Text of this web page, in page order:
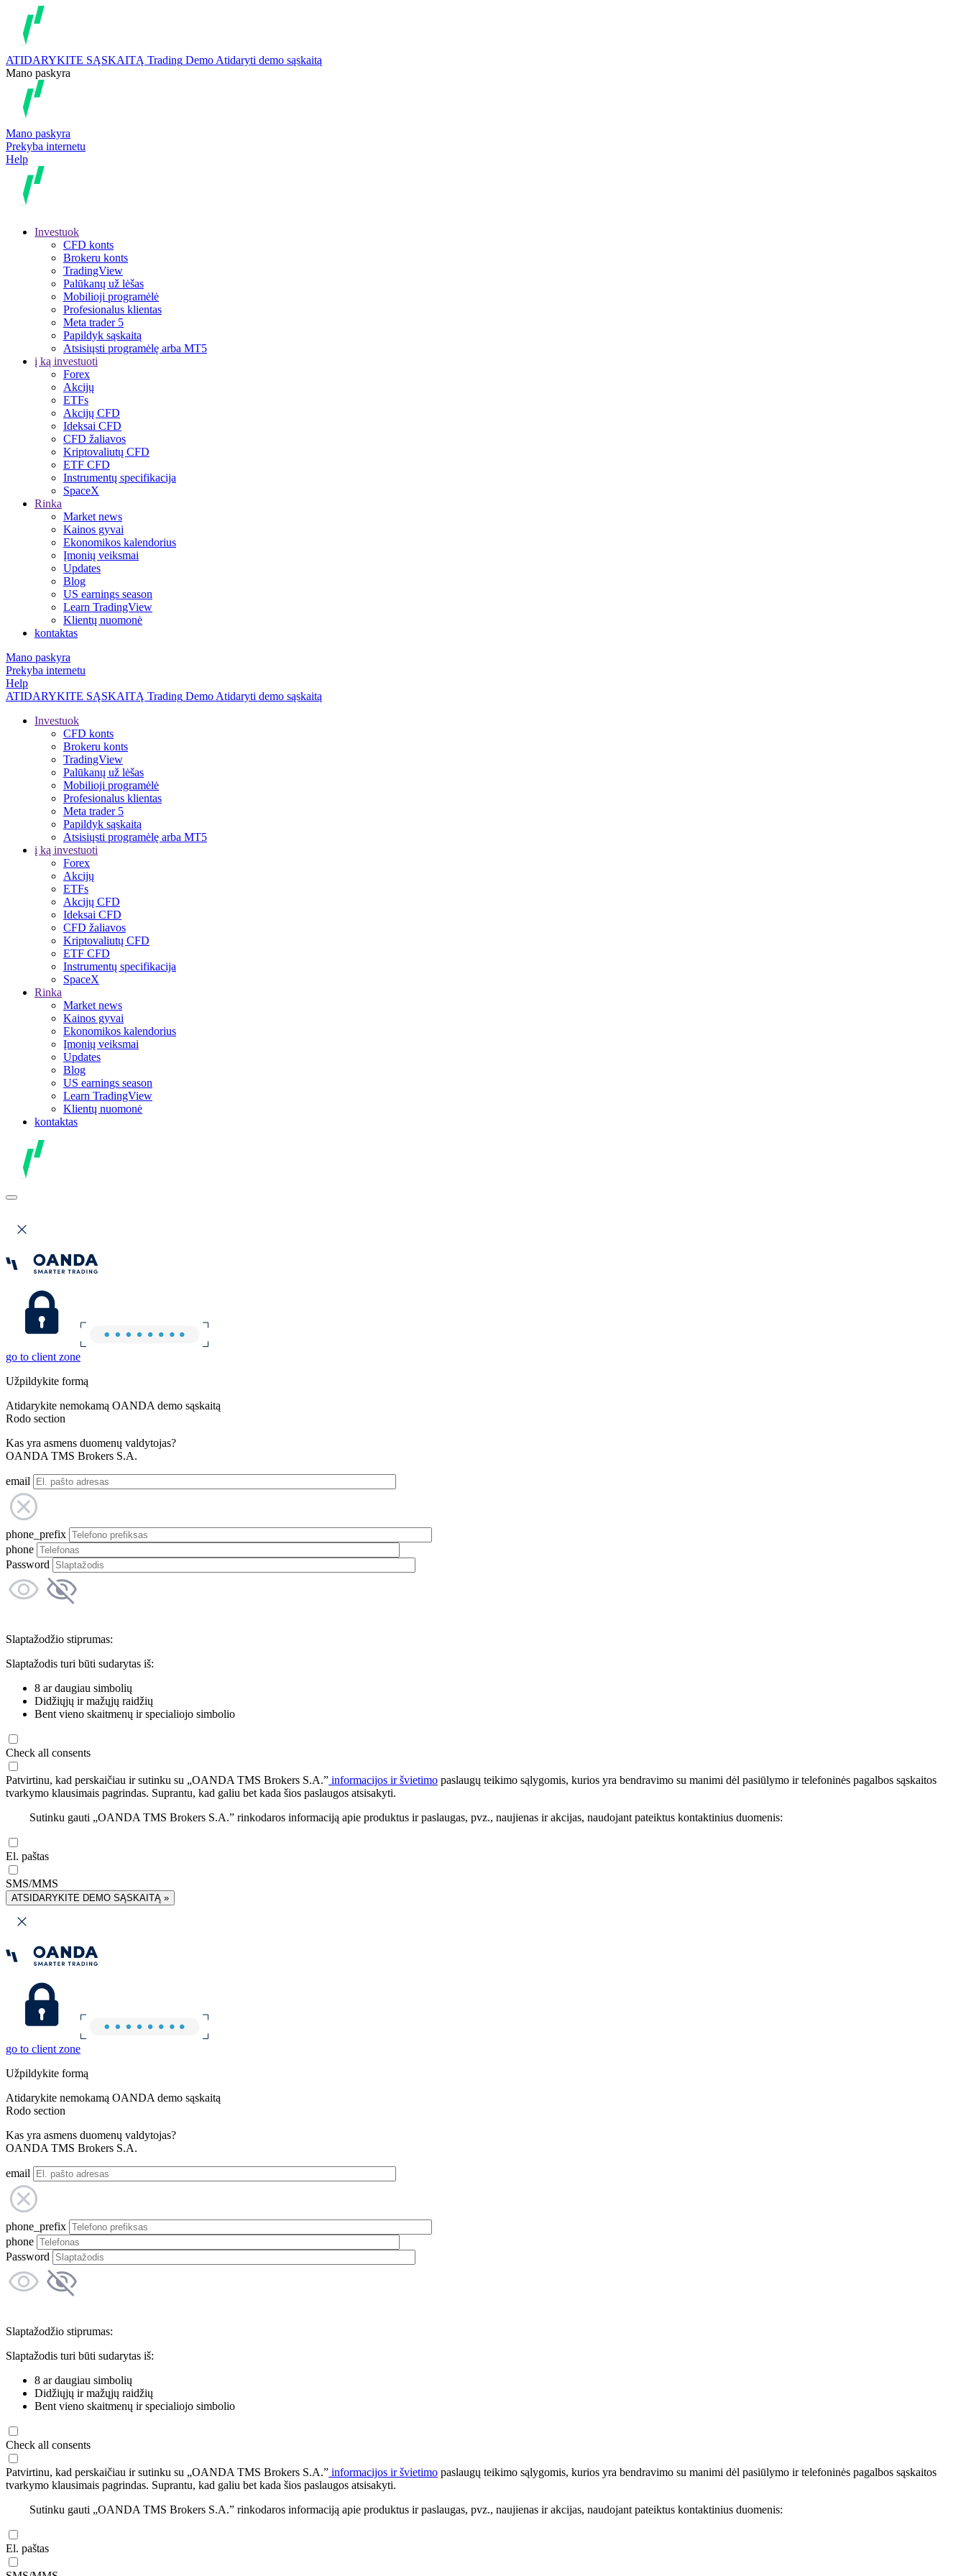
ATIDARYKITE SĄSKAITĄ Trading Demo Atidaryti demo sąskaitą
Mano paskyra
Mano paskyra
Prekyba internetu
Help
Investuok
CFD konts
Brokeru konts
TradingView
Palūkanų už lėšas
Mobilioji programėlė
Profesionalus klientas
Meta trader 5
Papildyk sąskaitą
Atsisiųsti programėlę arba MT5
į ką investuoti
Forex
Akcijų
ETFs
Akcijų CFD
Ideksai CFD
CFD žaliavos
Kriptovaliutų CFD
ETF CFD
Instrumentų specifikacija
SpaceX
Rinka
Market news
Kainos gyvai
Ekonomikos kalendorius
Įmonių veiksmai
Updates
Blog
US earnings season
Learn TradingView
Klientų nuomonė
kontaktas
Mano paskyra
Prekyba internetu
Help
ATIDARYKITE SĄSKAITĄ Trading Demo Atidaryti demo sąskaitą
Investuok
CFD konts
Brokeru konts
TradingView
Palūkanų už lėšas
Mobilioji programėlė
Profesionalus klientas
Meta trader 5
Papildyk sąskaitą
Atsisiųsti programėlę arba MT5
į ką investuoti
Forex
Akcijų
ETFs
Akcijų CFD
Ideksai CFD
CFD žaliavos
Kriptovaliutų CFD
ETF CFD
Instrumentų specifikacija
SpaceX
Rinka
Market news
Kainos gyvai
Ekonomikos kalendorius
Įmonių veiksmai
Updates
Blog
US earnings season
Learn TradingView
Klientų nuomonė
kontaktas
go to client zone
Užpildykite formą
Atidarykite nemokamą OANDA demo sąskaitą
Rodo section
Kas yra asmens duomenų valdytojas?
OANDA TMS Brokers S.A.
email
phone_prefix
phone
Password
Slaptažodžio stiprumas:
Slaptažodis turi būti sudarytas iš:
8 ar daugiau simbolių
Didžiųjų ir mažųjų raidžių
Bent vieno skaitmenų ir specialiojo simbolio
Check all consents
Patvirtinu, kad perskaičiau ir sutinku su „OANDA TMS Brokers S.A.” informacijos ir švietimo paslaugų teikimo sąlygomis, kurios yra bendravimo su manimi dėl pasiūlymo ir telefoninės pagalbos sąskaitos
tvarkymo klausimais pagrindas. Suprantu, kad galiu bet kada šios paslaugos atsisakyti.
Sutinku gauti „OANDA TMS Brokers S.A.” rinkodaros informaciją apie produktus ir paslaugas, pvz., naujienas ir akcijas, naudojant pateiktus kontaktinius duomenis:
El. paštas
SMS/MMS
ATSIDARYKITE DEMO SĄSKAITĄ »
go to client zone
Užpildykite formą
Atidarykite nemokamą OANDA demo sąskaitą
Rodo section
Kas yra asmens duomenų valdytojas?
OANDA TMS Brokers S.A.
email
phone_prefix
phone
Password
Slaptažodžio stiprumas:
Slaptažodis turi būti sudarytas iš:
8 ar daugiau simbolių
Didžiųjų ir mažųjų raidžių
Bent vieno skaitmenų ir specialiojo simbolio
Check all consents
Patvirtinu, kad perskaičiau ir sutinku su „OANDA TMS Brokers S.A.” informacijos ir švietimo paslaugų teikimo sąlygomis, kurios yra bendravimo su manimi dėl pasiūlymo ir telefoninės pagalbos sąskaitos
tvarkymo klausimais pagrindas. Suprantu, kad galiu bet kada šios paslaugos atsisakyti.
Sutinku gauti „OANDA TMS Brokers S.A.” rinkodaros informaciją apie produktus ir paslaugas, pvz., naujienas ir akcijas, naudojant pateiktus kontaktinius duomenis:
El. paštas